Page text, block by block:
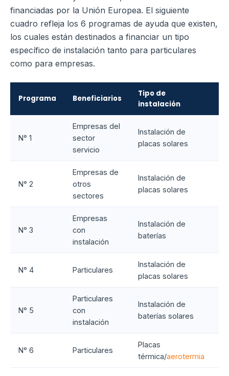
financiadas por la Unión Europea. El siguiente
cuadro refleja los 6 programas de ayuda que existen,
los cuales están destinados a financiar un tipo
específico de instalación tanto para particulares
como para empresas.
Programa Beneficiarios
Tipo de
instalación
N° 1
Empresas del
sector
servicio
Instalación de
placas solares
N° 2
Empresas de
otros
sectores
Instalación de
placas solares
N° 3
Empresas
con
instalación
Instalación de
baterías
N° 4 Particulares
Instalación de
placas solares
N° 5
Particulares
con
instalación
Instalación de
baterías solares
N° 6 Particulares
Placas
térmica/aerotermia